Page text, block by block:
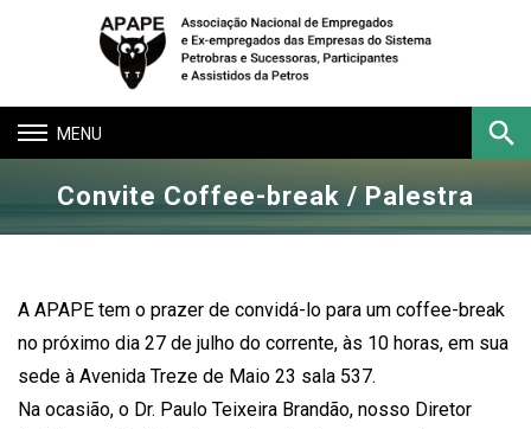
Toggle
navigation
Buscar
Convite Coffee-break / Palestra
A APAPE tem o prazer de convidá-lo para um coffee-break
no próximo dia 27 de julho do corrente, às 10 horas, em sua
sede à Avenida Treze de Maio 23 sala 537.
Na ocasião, o Dr. Paulo Teixeira Brandão, nosso Diretor